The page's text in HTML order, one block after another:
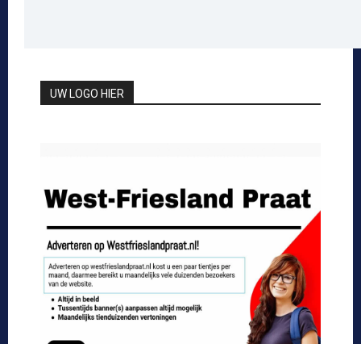
UW LOGO HIER